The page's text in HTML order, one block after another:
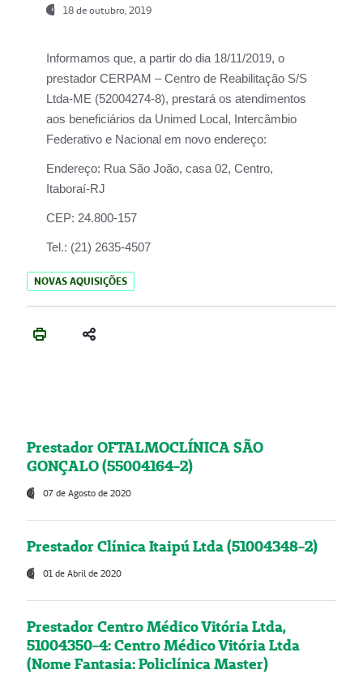
18 de outubro, 2019
Informamos que, a partir do dia 18/11/2019, o
prestador CERPAM – Centro de Reabilitação S/S
Ltda-ME (52004274-8), prestará os atendimentos
aos beneficiários da Unimed Local, Intercâmbio
Federativo e Nacional em novo endereço:
Endereço: Rua São João, casa 02, Centro,
Itaboraí-RJ
CEP: 24.800-157
Tel.: (21) 2635-4507
NOVAS AQUISIÇÕES
Prestador OFTALMOCLÍNICA SÃO
GONÇALO (55004164-2)
07 de Agosto de 2020
Prestador Clínica Itaipú Ltda (51004348-2)
01 de Abril de 2020
Prestador Centro Médico Vitória Ltda,
51004350-4: Centro Médico Vitória Ltda
(Nome Fantasia: Policlínica Master)